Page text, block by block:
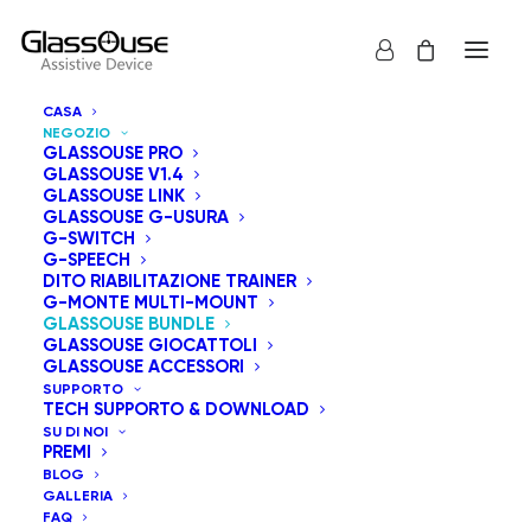
CASA
NEGOZIO
GLASSOUSE PRO
GLASSOUSE V1.4
GLASSOUSE LINK
GLASSOUSE G-USURA
G-SWITCH
G-SPEECH
DITO RIABILITAZIONE TRAINER
G-MONTE MULTI-MOUNT
GLASSOUSE BUNDLE
GLASSOUSE GIOCATTOLI
GLASSOUSE ACCESSORI
SUPPORTO
TECH SUPPORTO & DOWNLOAD
SU DI NOI
PREMI
BLOG
GALLERIA
FAQ
Mostra tutto
Prezzo: dal più caro
Ordinamento predefinito
Popolarità
Prezzo: dal più economico